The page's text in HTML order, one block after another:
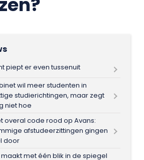
piept er even tussenuit
wil meer studenten in
studierichtingen, maar zegt
niet hoe
overal code rood op Avans:
afstudeerzittingen gingen
door
maakt met één blik in de spiegel